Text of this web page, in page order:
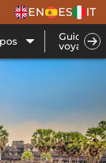
EN ES IT
Guide de
voyage